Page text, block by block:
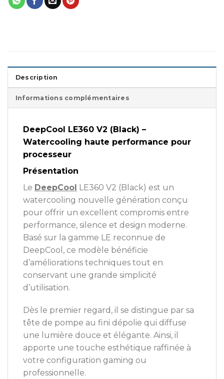
Description
Informations complémentaires
DeepCool LE360 V2 (Black) –
Watercooling haute performance pour
processeur
Présentation
Le DeepCool LE360 V2 (Black) est un
watercooling nouvelle génération conçu
pour offrir un excellent compromis entre
performance, silence et design moderne.
Basé sur la gamme LE reconnue de
DeepCool, ce modèle bénéficie
d’améliorations techniques tout en
conservant une grande simplicité
d’utilisation.
Dès le premier regard, il se distingue par sa
tête de pompe au fini dépolie qui diffuse
une lumière douce et élégante. Ainsi, il
apporte une touche esthétique raffinée à
votre configuration gaming ou
professionnelle.